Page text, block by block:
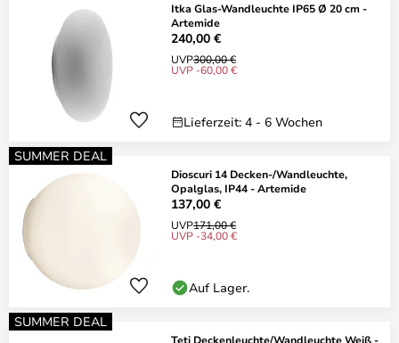
Itka Glas-Wandleuchte IP65 Ø 20 cm -
Artemide
240,00 €
UVP300,00 €
UVP -60,00 €
Lieferzeit: 4 - 6 Wochen
SUMMER DEAL
Dioscuri 14 Decken-/Wandleuchte,
Opalglas, IP44 - Artemide
137,00 €
UVP171,00 €
UVP -34,00 €
Auf Lager.
SUMMER DEAL
Teti Deckenleuchte/Wandleuchte Weiß -